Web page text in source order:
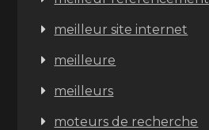
meilleur site internet
meilleure
meilleurs
moteurs de recherche